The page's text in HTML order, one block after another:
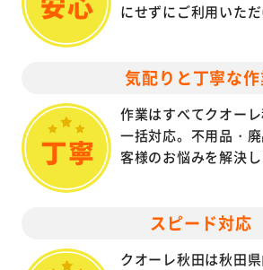
にせずにご利用いただ
気配りと丁寧な
作業はすべてクオー
一括対応。不用品・
客様のお悩みを解決し
スピード対応
クオーレ秋田は秋田